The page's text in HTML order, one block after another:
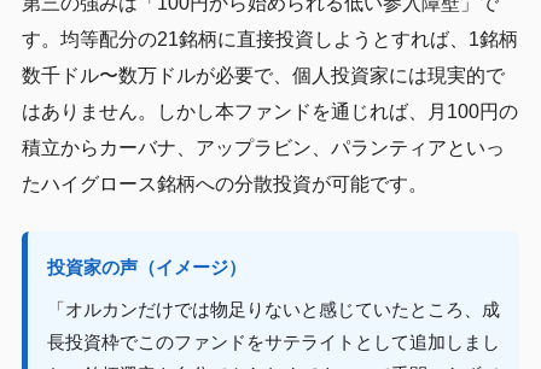
す。均等配分の21銘柄に直接投資しようとすれば、1銘柄
数千ドル〜数万ドルが必要で、個人投資家には現実的で
はありません。しかし本ファンドを通じれば、月100円の
積立からカーバナ、アップラビン、パランティアといっ
たハイグロース銘柄への分散投資が可能です。
投資家の声（イメージ）
「オルカンだけでは物足りないと感じていたところ、成
長投資枠でこのファンドをサテライトとして追加しまし